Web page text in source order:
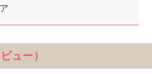
ュー）